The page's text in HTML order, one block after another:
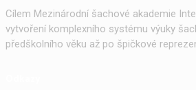
Cílem Mezinárodní šachové akademie
vytvoření komplexního systému výuky
předškolního věku až po špičkové